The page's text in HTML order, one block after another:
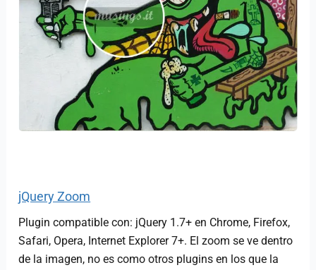
jQuery Zoom
Plugin compatible con: jQuery 1.7+ en Chrome, Firefox,
Safari, Opera, Internet Explorer 7+. El zoom se ve dentro
de la imagen, no es como otros plugins en los que la